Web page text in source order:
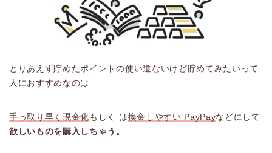
とりあえず貯めたポイントの使い道ないけど貯めてみたいって
人におすすめなのは
手っ取り早く現金化 もしく は換金しやすい PayPayなどにして
欲しいものを購入しちゃう。